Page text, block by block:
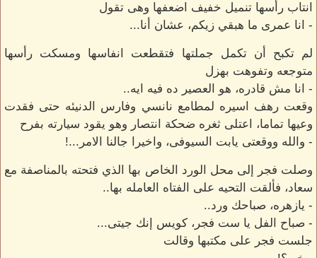
انتاب رأسها تنميل خفيف اضعفها وهى تقول
- انا عمرى ما هبقي زيكم، عشان أنا...
لم تكبح أن تكمل جملتها فتقطعت انفاسها ومسكت رأسها
متوجعه وتفوهت بهزل
- انا مش قادره، هو العصير ده فيه ايه..
وقعت رهف اسيره لمطامع نانسي وفارس الدنيئه حتى فقدت
وعيها تماما، اعتلى ثغره ضحكة انتصار وهو يقود سيارته بفرح
- والله ووقعتى يابت السيوفى، واخيرا جالنا الامر...!
وصلت فجر إلى محل الورد الخاص بها الذي فتحته بالمناصفة مع
سعاد، فألقت التحيه على الفتاه العامله بها..
- يازهره، صباحك ورد..
- صباح الفل يا ست فجر، كويس إنك جيتى...
جلست فجر على مكتبها وقالت